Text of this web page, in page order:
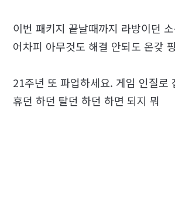
이번 패키지 끝날때까지 라방이던
어차피 아무것도 해결 안되도 온갖
21주년 또 파업하세요. 게임 인질
휴던 하던 탈던 하던 하면 되지 뭐